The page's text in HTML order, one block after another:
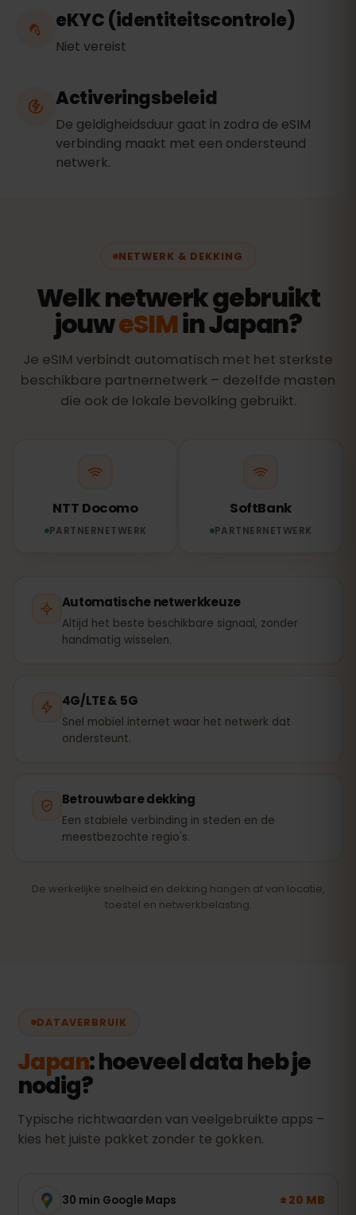
eKYC (identiteitscontrole)
Niet vereist
Activeringsbeleid
De geldigheidsduur gaat in zodra de eSIM
verbinding maakt met een ondersteund
netwerk.
NETWERK & DEKKING
Welk netwerk gebruikt
jouweSIMin Japan?
Je eSIM verbindt automatisch met het sterkste
beschikbare partnernetwerk – dezelfde masten
die ook de lokale bevolking gebruikt.
NTT Docomo
PARTNERNETWERK
SoftBank
PARTNERNETWERK
Automatische netwerkkeuze
Altijd het beste beschikbare signaal, zonder
handmatig wisselen.
4G/LTE & 5G
Snel mobiel internet waar het netwerk dat
ondersteunt.
Betrouwbare dekking
Een stabiele verbinding in steden en de
meestbezochte regio's.
De werkelijke snelheid en dekking hangen af van locatie,
toestel en netwerkbelasting.
DATAVERBRUIK
Japan: hoeveel data heb je
nodig?
Typische richtwaarden van veelgebruikte apps –
kies het juiste pakket zonder te gokken.
30 min Google Maps ± 20 MB